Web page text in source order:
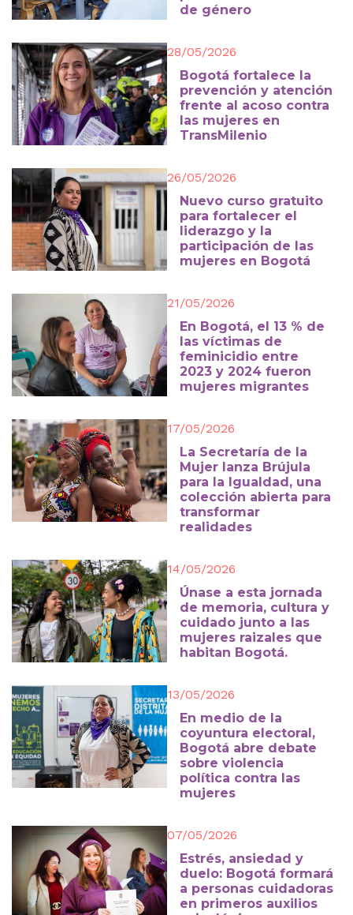
de género
28/05/2026
Bogotá fortalece la
prevención y atención
frente al acoso contra
las mujeres en
TransMilenio
26/05/2026
Nuevo curso gratuito
para fortalecer el
liderazgo y la
participación de las
mujeres en Bogotá
21/05/2026
En Bogotá, el 13 % de
las víctimas de
feminicidio entre
2023 y 2024 fueron
mujeres migrantes
17/05/2026
La Secretaría de la
Mujer lanza Brújula
para la Igualdad, una
colección abierta para
transformar
realidades
14/05/2026
Únase a esta jornada
de memoria, cultura y
cuidado junto a las
mujeres raizales que
habitan Bogotá.
13/05/2026
En medio de la
coyuntura electoral,
Bogotá abre debate
sobre violencia
política contra las
mujeres
07/05/2026
Estrés, ansiedad y
duelo: Bogotá formará
a personas cuidadoras
en primeros auxilios